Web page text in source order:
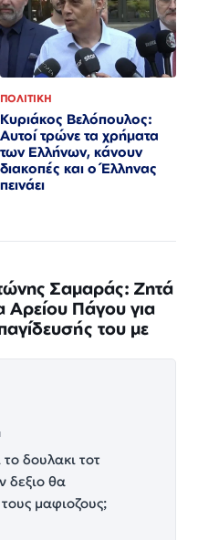
ΠΟΛΙΤΙΚΗ
Κυριάκος Βελόπουλος:
Αυτοί τρώνε τα χρήματα
των Ελλήνων, κάνουν
διακοπές και ο Έλληνας
πεινάει
Σαμαράς: Ζητά
Αρείου Πάγου για
του με
δουλακι τοτ
δεξιο θα
μαφιοζους;